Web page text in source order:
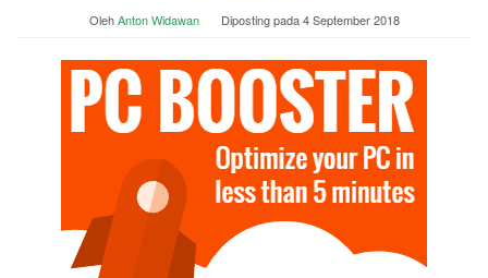
OlehAnton Widawan Diposting pada4 September 2018